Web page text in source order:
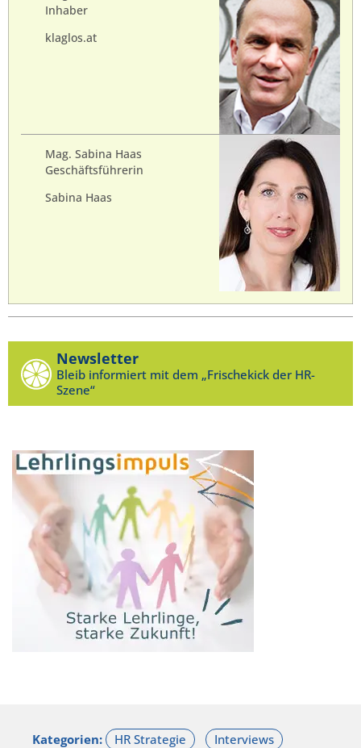
Inhaber
klaglos.at
Mag. Sabina Haas
Geschäftsführerin
Sabina Haas
Newsletter
Bleib informiert mit dem „Frischekick der HR-
Szene“
Kategorien: